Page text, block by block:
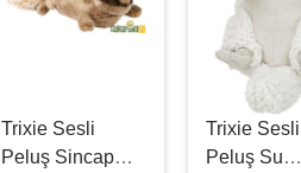
Trixie Sesli
Peluş Sincap
Trixie Sesli
Peluş Su